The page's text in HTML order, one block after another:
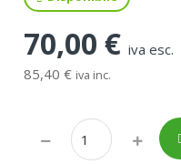
70,00 € iva esc.
85,40 € iva inc.